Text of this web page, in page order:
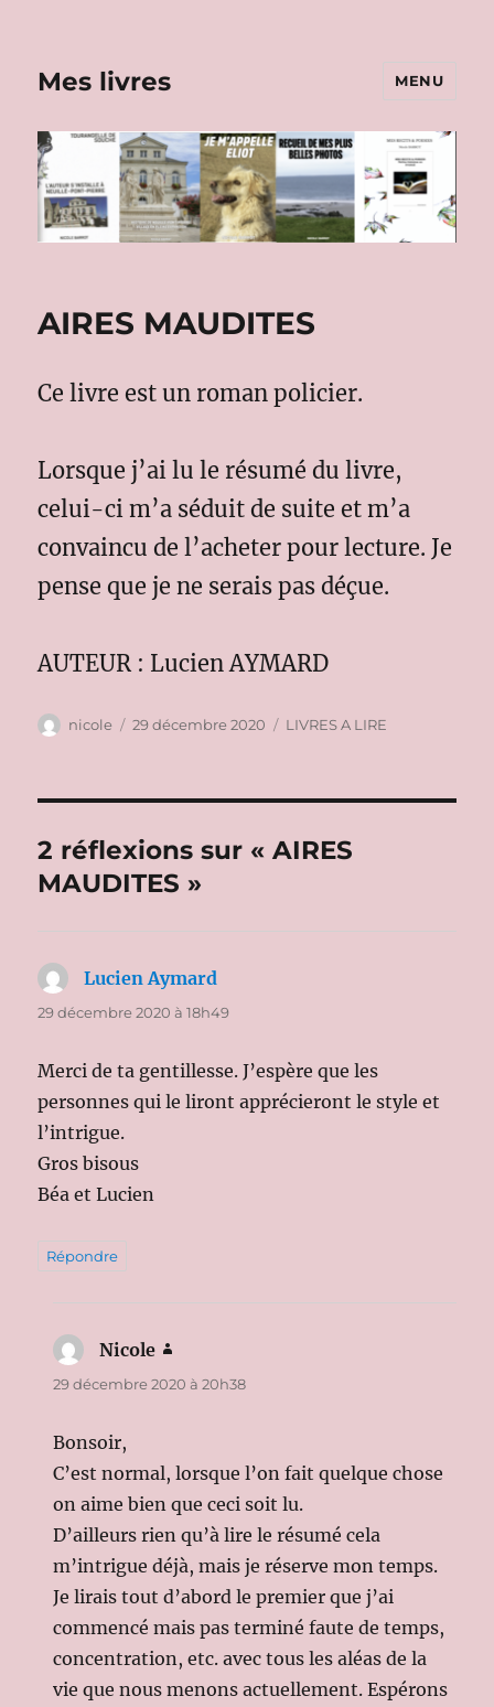
Mes livres MENU
AIRES MAUDITES
Ce livre est un roman policier.
Lorsque j’ai lu le résumé du livre,
celui-ci m’a séduit de suite et m’a
convaincu de l’acheter pour lecture. Je
pense que je ne serais pas déçue.
AUTEUR : Lucien AYMARD
Auteur
nicole
Publié
29 décembre 2020 Catégories
LIVRES A LIRE
2 réflexions sur « AIRES
MAUDITES »
Lucien Aymard
29 décembre 2020 à 18h49
Merci de ta gentillesse. J’espère que les
personnes qui le liront apprécieront le style et
l’intrigue.
Gros bisous
Béa et Lucien
Répondre
Nicole
29 décembre 2020 à 20h38
Bonsoir,
C’est normal, lorsque l’on fait quelque chose
on aime bien que ceci soit lu.
D’ailleurs rien qu’à lire le résumé cela
m’intrigue déjà, mais je réserve mon temps.
Je lirais tout d’abord le premier que j’ai
commencé mais pas terminé faute de temps,
concentration, etc. avec tous les aléas de la
vie que nous menons actuellement. Espérons